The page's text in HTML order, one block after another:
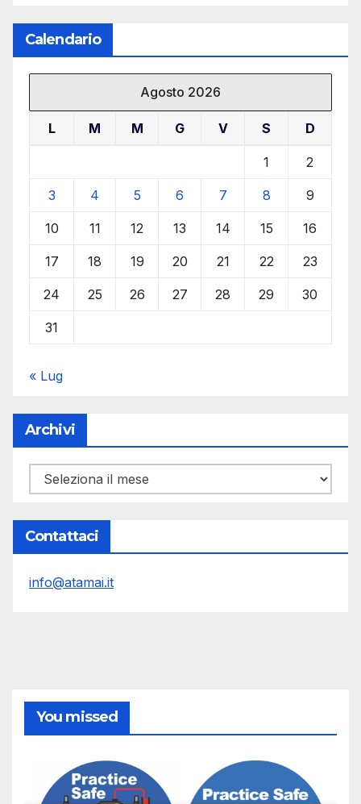
Calendario
Agosto 2026
L M M G V S D
1 2
3 4 5 6 7 8 9
10 11 12 13 14 15 16
17 18 19 20 21 22 23
24 25 26 27 28 29 30
31
« Lug
Archivi
Archivi
Contattaci
info@atamai.it
You missed